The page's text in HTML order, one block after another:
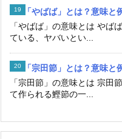
「やばば」とは？意味と
「やばば」の意味とは やば
ている、ヤバいとい...
「宗田節」とは？意味と
「宗田節」の意味とは 宗田
て作られる鰹節の一...